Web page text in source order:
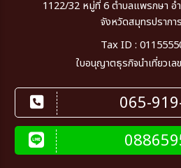
1122/32 หมู่ที่ 6 ตำบลแพรกษา อ
จังหวัดสมุทรปรากา
Tax ID :
ใบอนุญาตธุรกิจนำเที่ยวเ
065-